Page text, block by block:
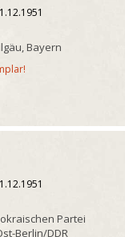
Bayern
Partei
Berlin/DDR